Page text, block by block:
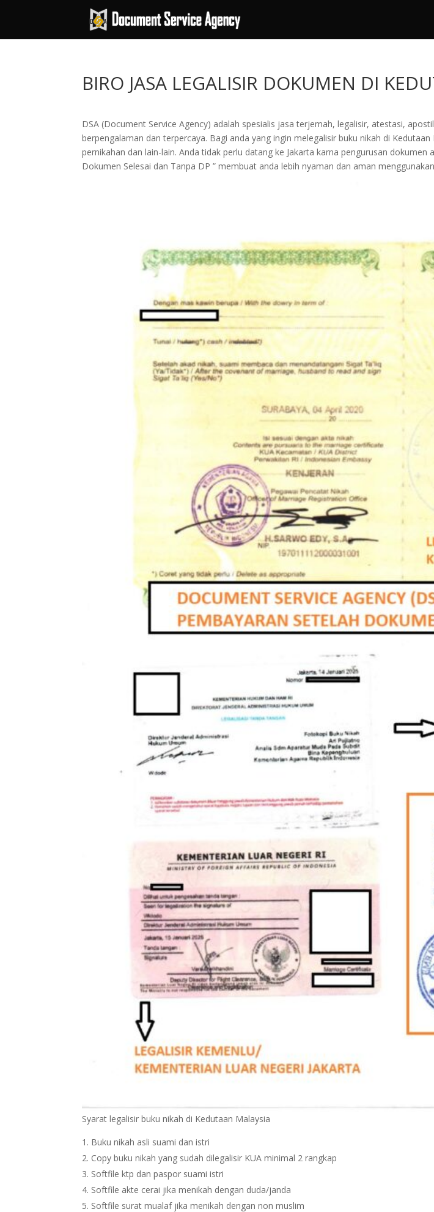
BIRO JASA LEGALISIR DOKUMEN DI
DSA (Document Service Agency) adalah spesialis jasa terjemah, legalisir, atestasi,
berpengalaman dan terpercaya. Bagi anda yang ingin melegalisir buku nikah di
pernikahan dan lain-lain. Anda tidak perlu datang ke Jakarta karna pengurusan
Dokumen Selesai dan Tanpa DP ” membuat anda lebih nyaman dan aman
Syarat legalisir buku nikah di Kedutaan Malaysia
Buku nikah asli suami dan istri
Copy buku nikah yang sudah dilegalisir KUA minimal 2 rangkap
Softfile ktp dan paspor suami istri
Softfile akte cerai jika menikah dengan duda/janda
Softfile surat mualaf jika menikah dengan non muslim